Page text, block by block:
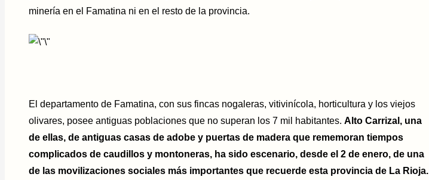
minería en el Famatina ni en el resto de la provincia.
El departamento de Famatina, con sus fincas nogaleras, vitivinícola, horticultura y los viejos
olivares, posee antiguas poblaciones que no superan los 7 mil habitantes. Alto Carrizal, una
de ellas, de antiguas casas de adobe y puertas de madera que rememoran tiempos
complicados de caudillos y montoneras, ha sido escenario, desde el 2 de enero, de una
de las movilizaciones sociales más importantes que recuerde esta provincia de La Rioja.